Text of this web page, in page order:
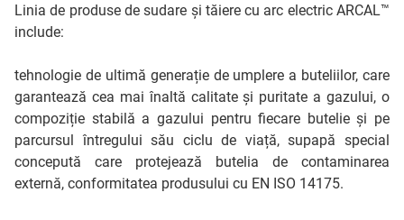
Linia de produse de sudare și tăiere cu arc electric ARCAL™
include:
tehnologie de ultimă generație de umplere a buteliilor, care
garantează cea mai înaltă calitate și puritate a gazului, o
compoziție stabilă a gazului pentru fiecare butelie și pe
parcursul întregului său ciclu de viață, supapă special
concepută care protejează butelia de contaminarea
externă, conformitatea produsului cu EN ISO 14175.